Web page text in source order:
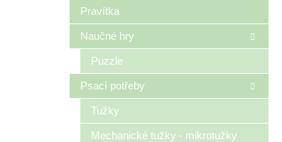
Pravítka
Naučné hry
Puzzle
Psací potřeby
Tužky
Mechanické tužky - mikrotužky